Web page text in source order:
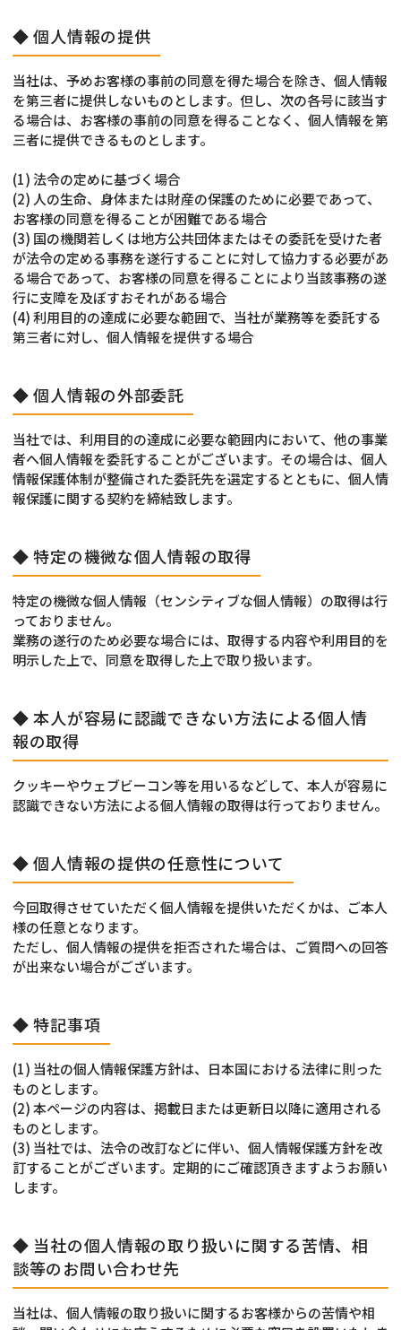
◆ 個人情報の提供
当社は、予めお客様の事前の同意を得た場合を除き、個人情報
を第三者に提供しないものとします。但し、次の各号に該当す
る場合は、お客様の事前の同意を得ることなく、個人情報を第
三者に提供できるものとします。
(1) 法令の定めに基づく場合
(2) 人の生命、身体または財産の保護のために必要であって、
お客様の同意を得ることが困難である場合
(3) 国の機関若しくは地方公共団体またはその委託を受けた者
が法令の定める事務を遂行することに対して協力する必要があ
る場合であって、お客様の同意を得ることにより当該事務の遂
行に支障を及ぼすおそれがある場合
(4) 利用目的の達成に必要な範囲で、当社が業務等を委託する
第三者に対し、個人情報を提供する場合
◆ 個人情報の外部委託
当社では、利用目的の達成に必要な範囲内において、他の事業
者へ個人情報を委託することがございます。その場合は、個人
情報保護体制が整備された委託先を選定するとともに、個人情
報保護に関する契約を締結致します。
◆ 特定の機微な個人情報の取得
特定の機微な個人情報（センシティブな個人情報）の取得は行
っておりません。
業務の遂行のため必要な場合には、取得する内容や利用目的を
明示した上で、同意を取得した上で取り扱います。
◆ 本人が容易に認識できない方法による個人情
報の取得
クッキーやウェブビーコン等を用いるなどして、本人が容易に
認識できない方法による個人情報の取得は行っておりません。
◆ 個人情報の提供の任意性について
今回取得させていただく個人情報を提供いただくかは、ご本人
様の任意となります。
ただし、個人情報の提供を拒否された場合は、ご質問への回答
が出来ない場合がございます。
◆ 特記事項
(1) 当社の個人情報保護方針は、日本国における法律に則った
ものとします。
(2) 本ページの内容は、掲載日または更新日以降に適用される
ものとします。
(3) 当社では、法令の改訂などに伴い、個人情報保護方針を改
訂することがございます。定期的にご確認頂きますようお願い
します。
◆ 当社の個人情報の取り扱いに関する苦情、相
談等のお問い合わせ先
当社は、個人情報の取り扱いに関するお客様からの苦情や相